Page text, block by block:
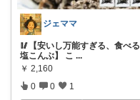
ジェママ
🥢【安いし万能すぎる、食べる
塩こんぶ】 こ ...
￥ 2,160
0 0 1